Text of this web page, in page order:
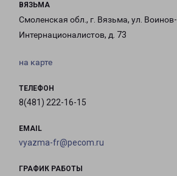
ВЯЗЬМА
Смоленская обл., г. Вязьма, ул. Воинов-
Интернационалистов, д. 73
на карте
ТЕЛЕФОН
8(481) 222-16-15
EMAIL
vyazma-fr@pecom.ru
ГРАФИК РАБОТЫ